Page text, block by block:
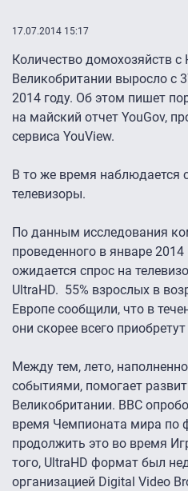
17.07.2014 15:17
Количество домохозяйств с
Великобритании выросло с
2014 году. Об этом пишет
на майский отчет YouGov,
сервиса YouView.
В то же время наблюдается
телевизоры.
По данным исследования
проведенного в январе
ожидается спрос на
UltraHD. 55% взрослых в
Европе сообщили, что в
они скорее всего
Между тем, лето,
событиями, помогает
Великобритании. BBC
время Чемпионата мира по
продолжить это во время
того, UltraHD формат был
организацией Digital Video